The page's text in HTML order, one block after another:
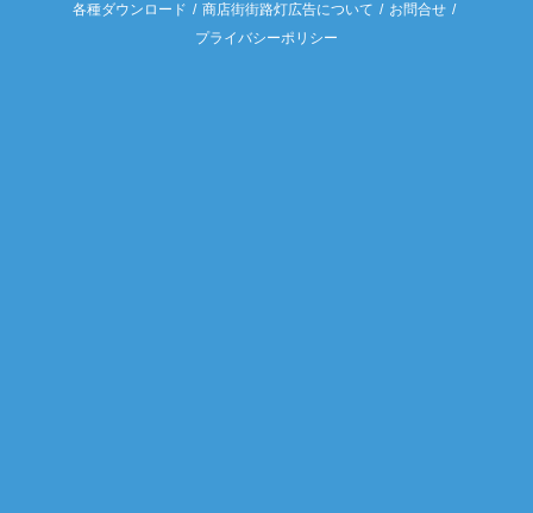
各種ダウンロード
商店街街路灯広告について
お問合せ
プライバシーポリシー